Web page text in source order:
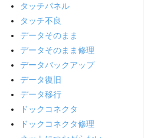
タッチパネル
タッチ不良
データそのまま
データそのまま修理
データバックアップ
データ復旧
データ移行
ドックコネクタ
ドックコネクタ修理